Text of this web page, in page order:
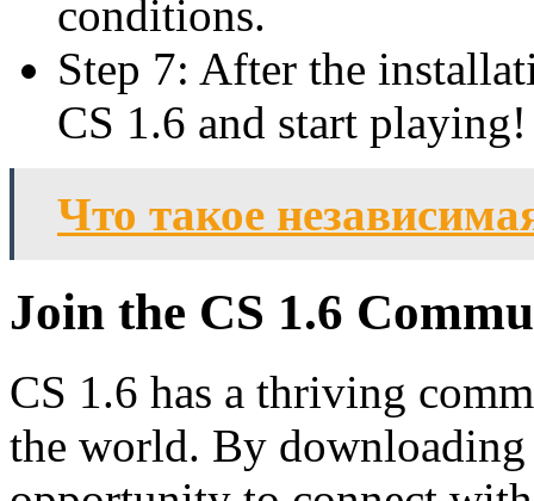
conditions.
Step 7: After the
CS 1.6 and start playing!
Что такое
Join the CS 1.6
CS 1.6 has a thriving
the world. By downloading